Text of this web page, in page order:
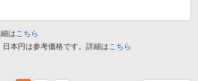
は こちら
本円は参考価格です。詳細は こちら